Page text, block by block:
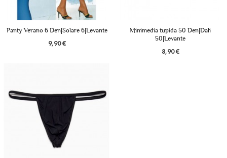
Panty Verano 6 Den|Solare 6|Levante
9,90 €
Minimedia tupida 50 Den|Dali
50|Levante
8,90 €